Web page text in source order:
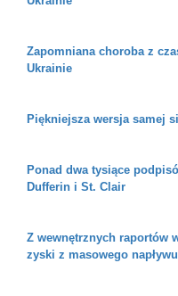
Zapomniana choroba z
Ukrainie
Piękniejsza wersja samej
Ponad dwa tysiące
Dufferin i St. Clair
Z wewnętrznych raportów
zyski z masowego